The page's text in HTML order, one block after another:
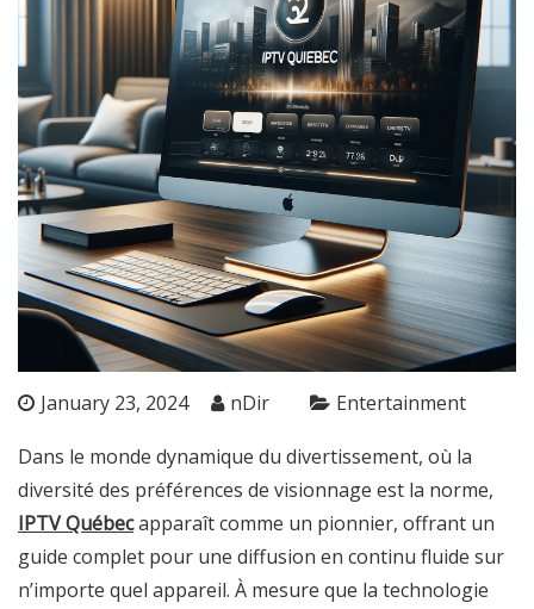
January 23, 2024 nDir Entertainment
Dans le monde dynamique du divertissement, où la
diversité des préférences de visionnage est la norme,
IPTV Québecapparaît comme un pionnier, offrant un
guide complet pour une diffusion en continu fluide sur
n’importe quel appareil. À mesure que la technologie